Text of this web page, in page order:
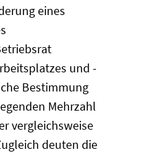
eines
und -
Bestimmung
Mehrzahl
vergleichsweise
deuten die